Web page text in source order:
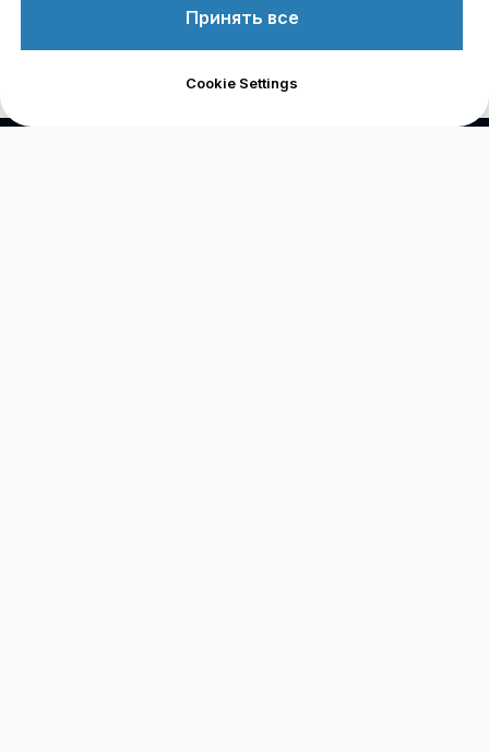
TELEGRAM
Напишите о своем желании
Связь с нами
Принять все
Cookie Settings